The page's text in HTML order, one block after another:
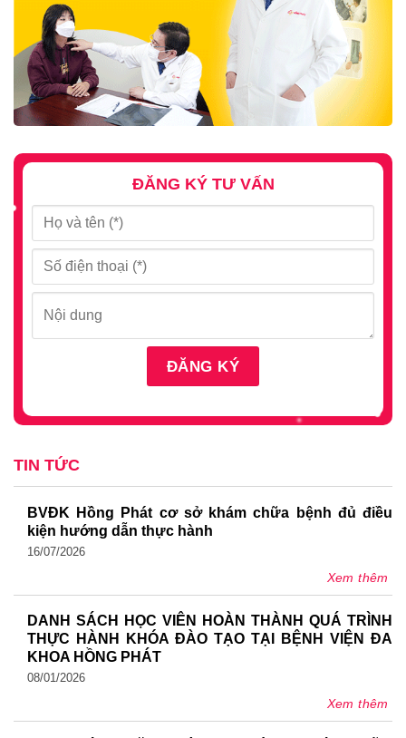
ĐĂNG KÝ TƯ VẤN
TIN TỨC
BVĐK Hồng Phát cơ sở khám chữa bệnh đủ điều
kiện hướng dẫn thực hành
16/07/2026
Xem thêm
DANH SÁCH HỌC VIÊN HOÀN THÀNH QUÁ TRÌNH
THỰC HÀNH KHÓA ĐÀO TẠO TẠI BỆNH VIỆN ĐA
KHOA HỒNG PHÁT
08/01/2026
Xem thêm